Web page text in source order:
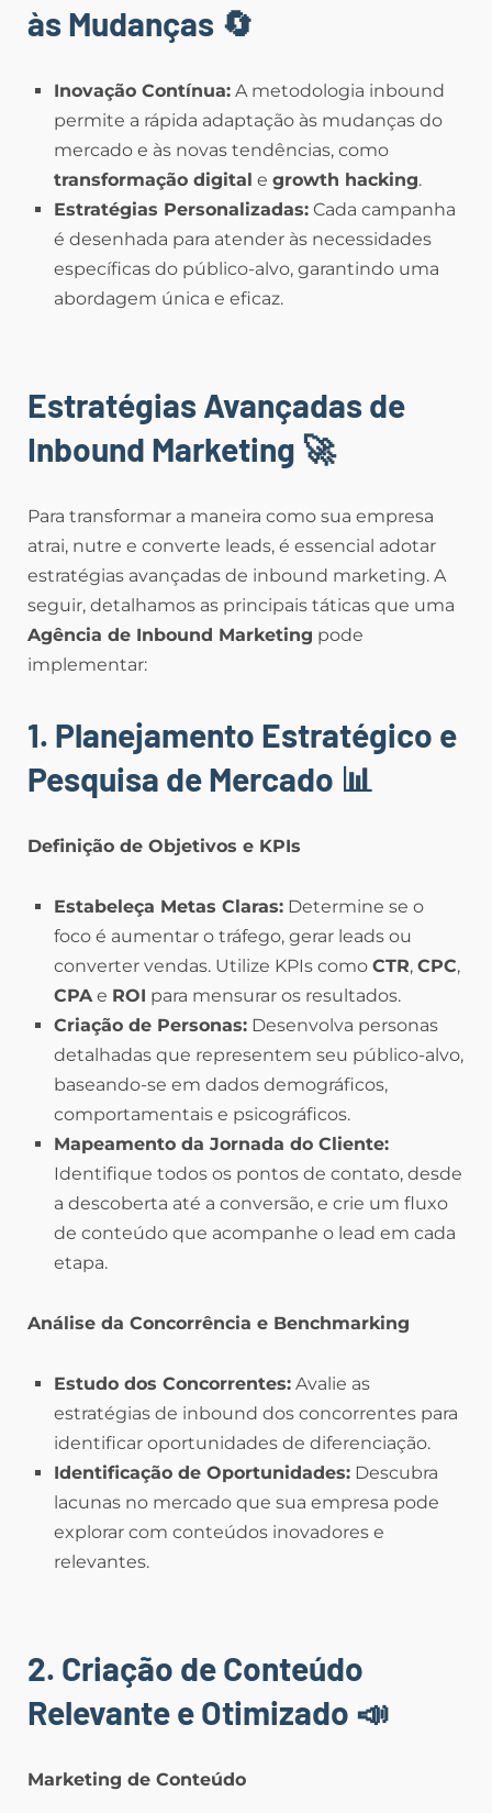
às Mudanças 🔄
Inovação Contínua: A metodologia inbound
permite a rápida adaptação às mudanças do
mercado e às novas tendências, como
transformação digital e growth hacking.
Estratégias Personalizadas: Cada campanha
é desenhada para atender às necessidades
específicas do público-alvo, garantindo uma
abordagem única e eficaz.
Estratégias Avançadas de
Inbound Marketing 🚀
Para transformar a maneira como sua empresa
atrai, nutre e converte leads, é essencial adotar
estratégias avançadas de inbound marketing. A
seguir, detalhamos as principais táticas que uma
Agência de Inbound Marketing pode
implementar:
1. Planejamento Estratégico e
Pesquisa de Mercado 📊
Definição de Objetivos e KPIs
Estabeleça Metas Claras: Determine se o
foco é aumentar o tráfego, gerar leads ou
converter vendas. Utilize KPIs como CTR, CPC,
CPA e ROI para mensurar os resultados.
Criação de Personas: Desenvolva personas
detalhadas que representem seu público-alvo,
baseando-se em dados demográficos,
comportamentais e psicográficos.
Mapeamento da Jornada do Cliente:
Identifique todos os pontos de contato, desde
a descoberta até a conversão, e crie um fluxo
de conteúdo que acompanhe o lead em cada
etapa.
Análise da Concorrência e Benchmarking
Estudo dos Concorrentes: Avalie as
estratégias de inbound dos concorrentes para
identificar oportunidades de diferenciação.
Identificação de Oportunidades: Descubra
lacunas no mercado que sua empresa pode
explorar com conteúdos inovadores e
relevantes.
2. Criação de Conteúdo
Relevante e Otimizado 📣
Marketing de Conteúdo